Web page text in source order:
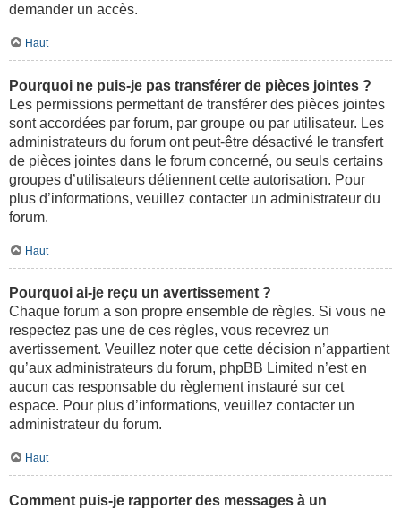
demander un accès.
Haut
Pourquoi ne puis-je pas transférer de pièces jointes ?
Les permissions permettant de transférer des pièces jointes
sont accordées par forum, par groupe ou par utilisateur. Les
administrateurs du forum ont peut-être désactivé le transfert
de pièces jointes dans le forum concerné, ou seuls certains
groupes d’utilisateurs détiennent cette autorisation. Pour
plus d’informations, veuillez contacter un administrateur du
forum.
Haut
Pourquoi ai-je reçu un avertissement ?
Chaque forum a son propre ensemble de règles. Si vous ne
respectez pas une de ces règles, vous recevrez un
avertissement. Veuillez noter que cette décision n’appartient
qu’aux administrateurs du forum, phpBB Limited n’est en
aucun cas responsable du règlement instauré sur cet
espace. Pour plus d’informations, veuillez contacter un
administrateur du forum.
Haut
Comment puis-je rapporter des messages à un